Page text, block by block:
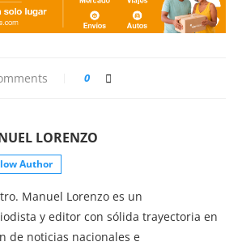
0
LORENZO
Author
Manuel Lorenzo es un
y editor con sólida trayectoria en
de noticias nacionales e